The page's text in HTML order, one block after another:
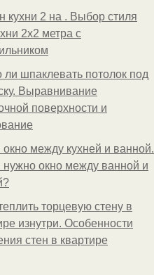
кухни 2 на . Выбор стиля
2х2 метра с
ли шпаклевать потолок под
Выравнивание
поверхности и
между кухней и ванной.
нужно окно между ванной и
торцевую стену в
изнутри. Особенности
стен в квартире